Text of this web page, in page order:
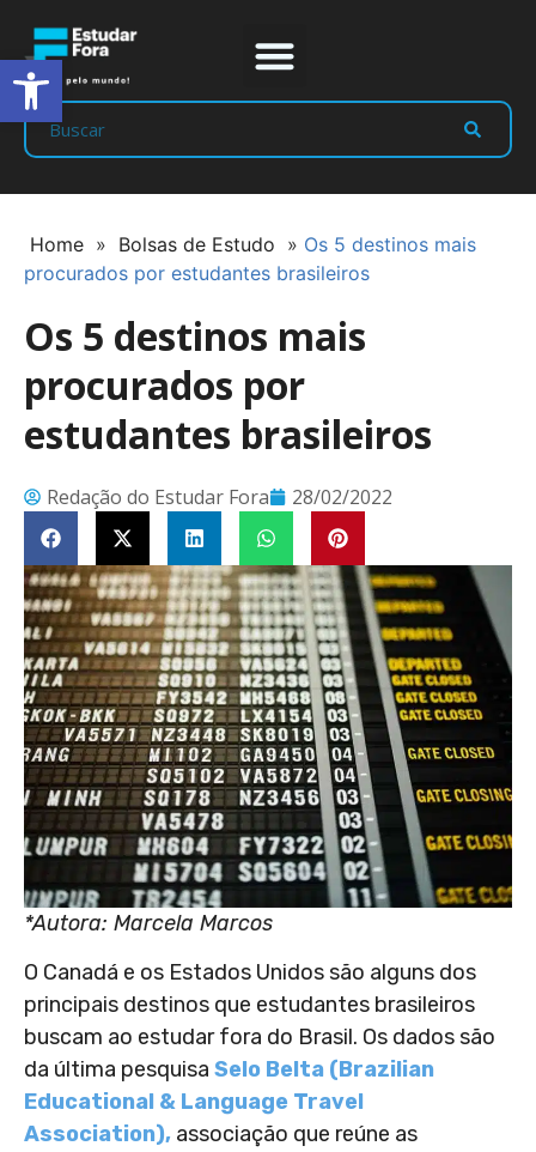
Home » Bolsas de Estudo » Os 5 destinos mais
procurados por estudantes brasileiros
Os 5 destinos mais
procurados por
estudantes brasileiros
Redação do Estudar Fora 28/02/2022
*Autora: Marcela Marcos
O Canadá e os Estados Unidos são alguns dos
principais destinos que estudantes brasileiros
buscam ao estudar fora do Brasil. Os dados são
da última pesquisa Selo Belta (Brazilian
Educational & Language Travel
Association), associação que reúne as
Abrir a barra de ferramentas